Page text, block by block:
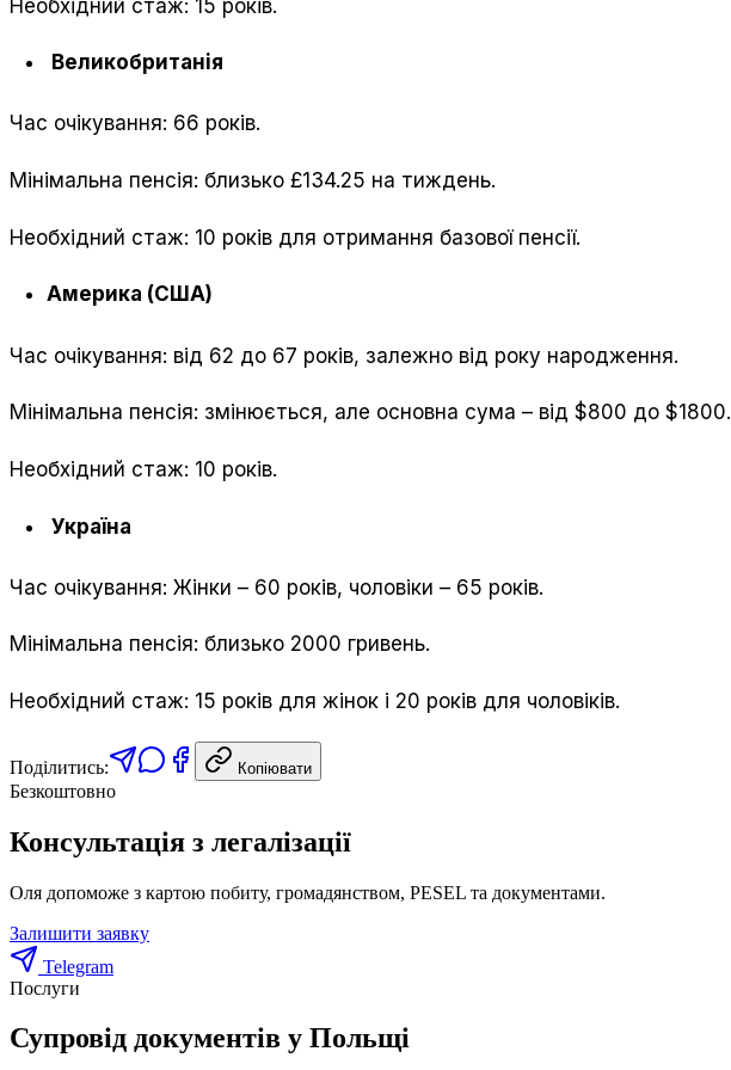
Необхідний стаж: 15 років.
Великобританія
Час очікування: 66 років.
Мінімальна пенсія: близько £134.25 на тиждень.
Необхідний стаж: 10 років для отримання базової пенсії.
Америка (США)
Час очікування: від 62 до 67 років, залежно від року народження.
Мінімальна пенсія: змінюється, але основна сума – від $800 до $1800.
Необхідний стаж: 10 років.
Україна
Час очікування: Жінки – 60 років, чоловіки – 65 років.
Мінімальна пенсія: близько 2000 гривень.
Необхідний стаж: 15 років для жінок і 20 років для чоловіків.
Поділитись: Копіювати
Безкоштовно
Консультація з легалізації
Оля допоможе з картою побиту, громадянством, PESEL та документами.
Залишити заявку
Telegram
Послуги
Супровід документів у Польщі